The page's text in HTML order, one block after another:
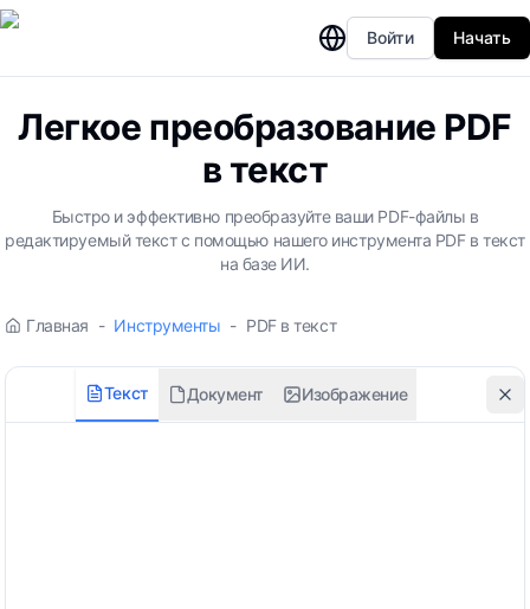
Войти Начать
Легкое преобразование PDF
в текст
Быстро и эффективно преобразуйте ваши PDF-файлы в
редактируемый текст с помощью нашего инструмента PDF в текст
на базе ИИ.
Главная - Инструменты - PDF в текст
Текст Документ Изображение